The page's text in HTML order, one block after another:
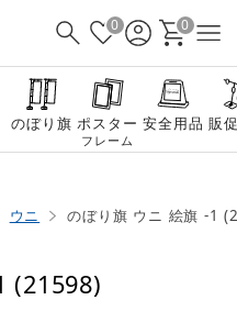
0 0
のぼり旗 ポスター
フレーム
安全用品 販
ウニ のぼり旗 ウニ 絵旗 -1
(21598)